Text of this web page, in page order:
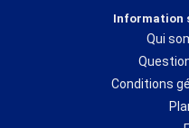
Information
Qui
Conditions